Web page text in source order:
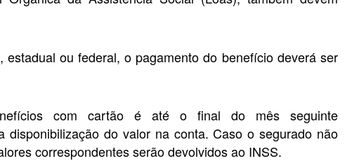
estadual ou federal, o pagamento do benefício deverá ser
com cartão é até o final do mês seguinte
disponibilização do valor na conta. Caso o segurado não
correspondentes serão devolvidos ao INSS.